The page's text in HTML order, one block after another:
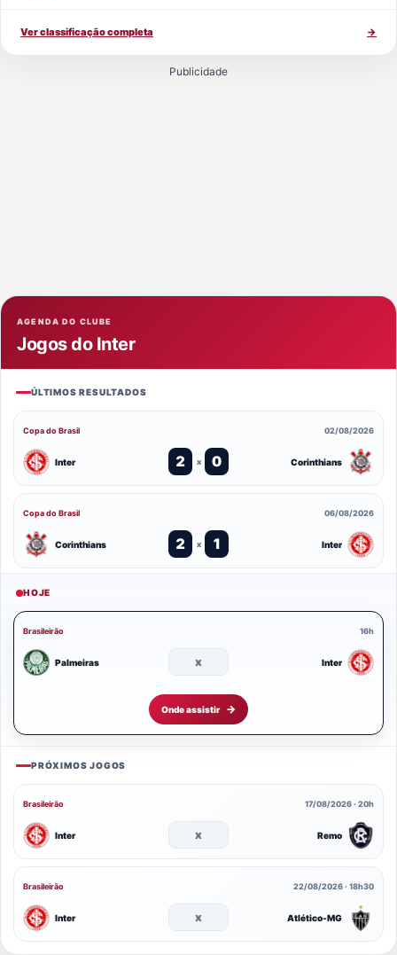
Ver classificação completa →
Publicidade
AGENDA DO CLUBE
Jogos do Inter
ÚLTIMOS RESULTADOS
Copa do Brasil 02/08/2026
Inter 2 x 0 Corinthians
Copa do Brasil 06/08/2026
Corinthians 2 x 1 Inter
HOJE
Brasileirão 16h
Palmeiras x Inter
Onde assistir
PRÓXIMOS JOGOS
Brasileirão 17/08/2026 · 20h
Inter x Remo
Brasileirão 22/08/2026 · 18h30
Inter x Atlético-MG